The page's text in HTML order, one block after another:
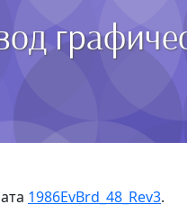
1986EvBrd_48_Rev3.